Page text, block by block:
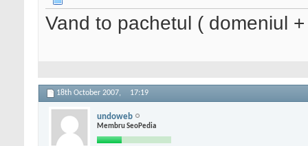
Vand to pachetul ( domeniul
18th October 2007, 17:19
undoweb
Membru SeoPedia